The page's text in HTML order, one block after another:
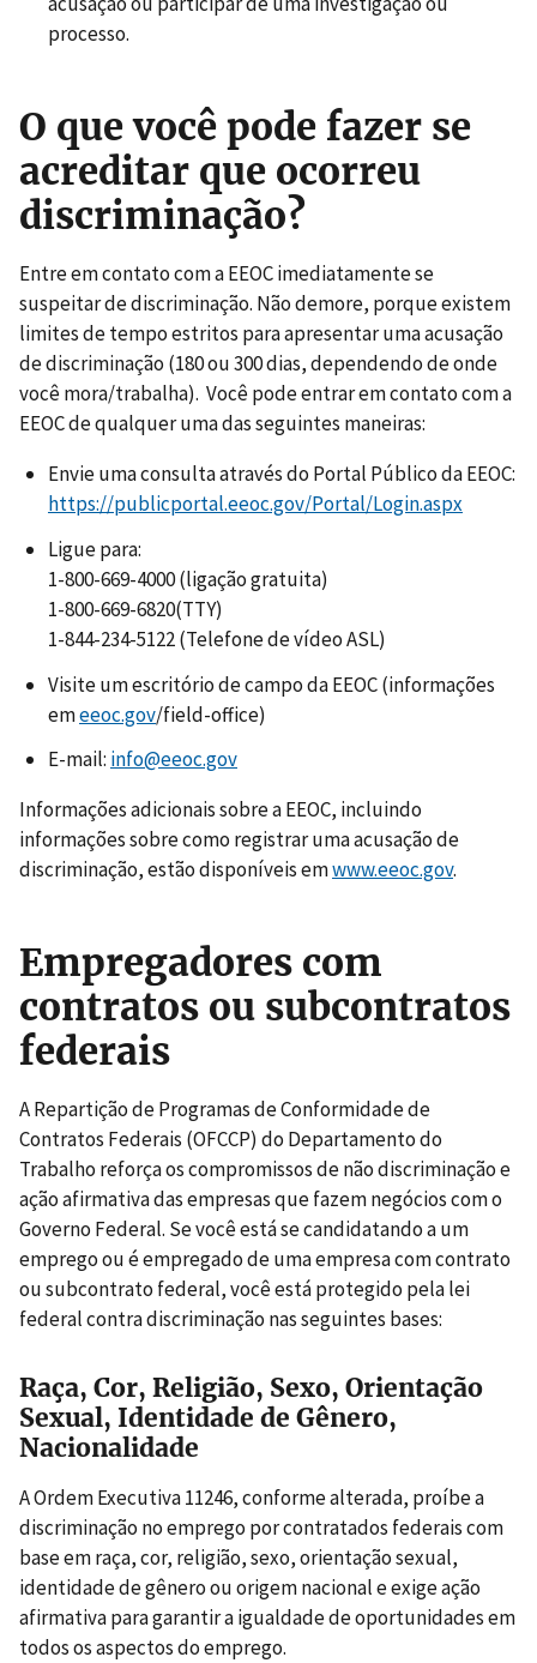
processo.
O que você pode fazer se
acreditar que ocorreu
discriminação?
Entre em contato com a EEOC imediatamente se
suspeitar de discriminação. Não demore, porque existem
limites de tempo estritos para apresentar uma acusação
de discriminação (180 ou 300 dias, dependendo de onde
você mora/trabalha). Você pode entrar em contato com a
EEOC de qualquer uma das seguintes maneiras:
Envie uma consulta através do Portal Público da EEOC:
https://publicportal.eeoc.gov/Portal/Login.aspx
Ligue para:
1-800-669-4000 (ligação gratuita)
1-800-669-6820(TTY)
1-844-234-5122 (Telefone de vídeo ASL)
Visite um escritório de campo da EEOC (informações
emeeoc.gov/field-office)
E-mail: info@eeoc.gov
Informações adicionais sobre a EEOC, incluindo
informações sobre como registrar uma acusação de
discriminação, estão disponíveis emwww.eeoc.gov.
Empregadores com
contratos ou subcontratos
federais
A Repartição de Programas de Conformidade de
Contratos Federais (OFCCP) do Departamento do
Trabalho reforça os compromissos de não discriminação e
ação afirmativa das empresas que fazem negócios com o
Governo Federal. Se você está se candidatando a um
emprego ou é empregado de uma empresa com contrato
ou subcontrato federal, você está protegido pela lei
federal contra discriminação nas seguintes bases:
Raça, Cor, Religião, Sexo, Orientação
Sexual, Identidade de Gênero,
Nacionalidade
A Ordem Executiva 11246, conforme alterada, proíbe a
discriminação no emprego por contratados federais com
base em raça, cor, religião, sexo, orientação sexual,
identidade de gênero ou origem nacional e exige ação
afirmativa para garantir a igualdade de oportunidades em
todos os aspectos do emprego.